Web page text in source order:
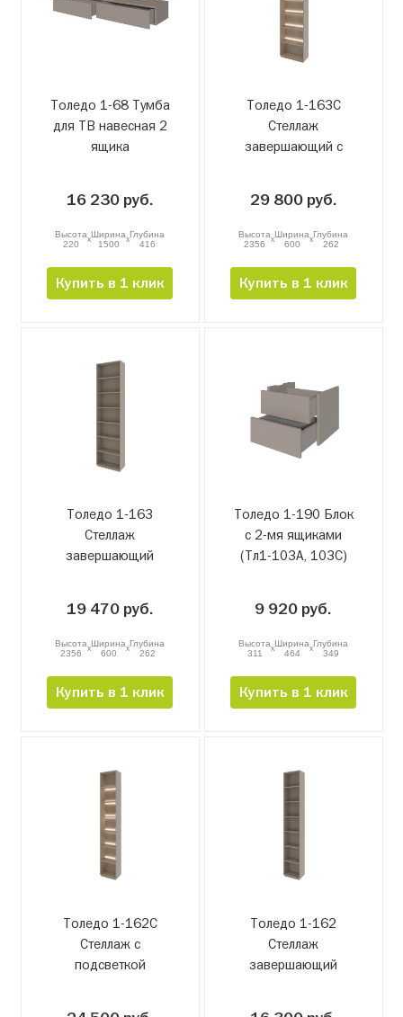
Толедо 1-68 Тумба
для ТВ навесная 2
ящика
16 230 руб.
Высота
220
xШирина
1500
xГлубина
416
Купить в 1 клик
Толедо 1-163С
Стеллаж
завершающий с
29 800 руб.
Высота
2356
xШирина
600
xГлубина
262
Купить в 1 клик
Толедо 1-163
Стеллаж
завершающий
19 470 руб.
Высота
2356
xШирина
600
xГлубина
262
Купить в 1 клик
Толедо 1-190 Блок
с 2-мя ящиками
(Тл1-103А, 103С)
9 920 руб.
Высота
311
xШирина
464
xГлубина
349
Купить в 1 клик
Толедо 1-162С
Стеллаж с
подсветкой
Толедо 1-162
Стеллаж
завершающий